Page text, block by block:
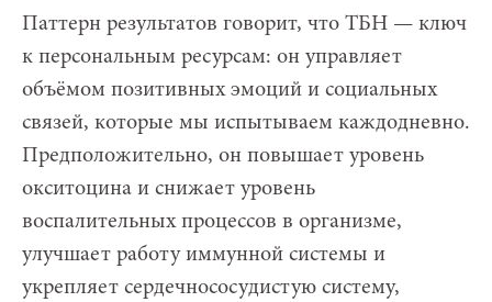
Паттерн результатов говорит, что ТБН — ключ
к персональным ресурсам: он управляет
объёмом позитивных эмоций и социальных
связей, которые мы испытываем каждодневно.
Предположительно, он повышает уровень
окситоцина и снижает уровень
воспалительных процессов в организме,
улучшает работу иммунной системы и
укрепляет сердечнососудистую систему,